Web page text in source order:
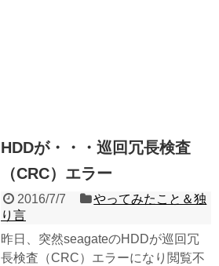
HDDが・・・巡回冗長検査
（CRC）エラー
2016/7/7
やってみたこと＆独
り言
昨日、突然seagateのHDDが巡回冗
長検査（CRC）エラーになり閲覧不